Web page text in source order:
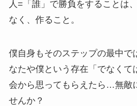
人=「誰」で勝負をすることは
なく、作ること。
僕自身もそのステップの最中で
なたや僕という存在「でなくて
会から思ってもらえたら…無敵
せんか？